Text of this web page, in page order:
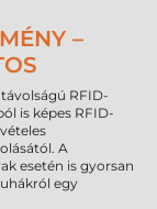
–
RFID-
is képes RFID-
A
esetén is gyorsan
egy